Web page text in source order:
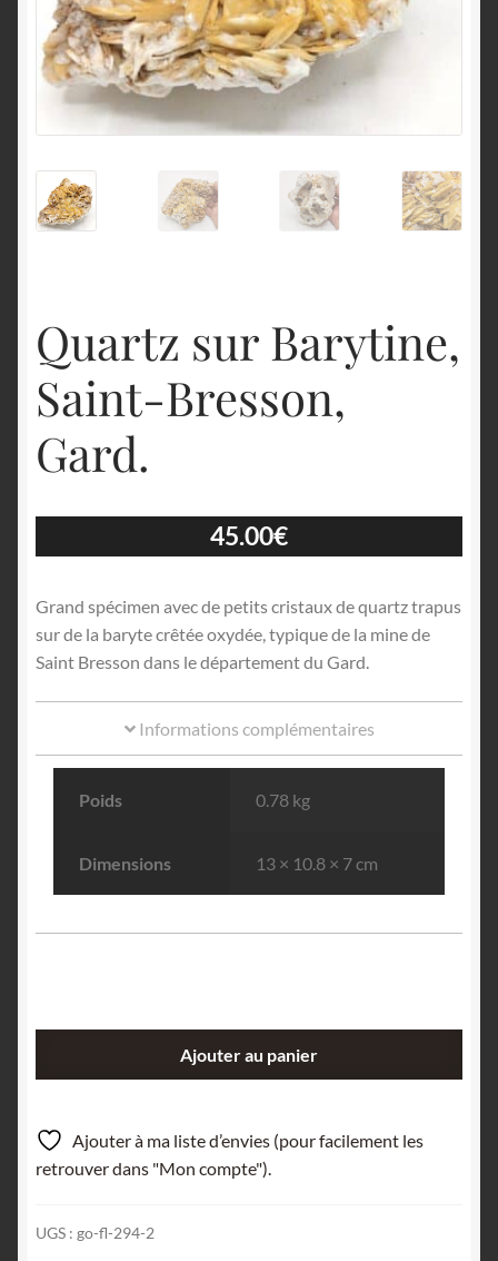
Quartz sur Barytine,
Saint-Bresson,
Gard.
45.00€
Grand spécimen avec de petits cristaux de quartz trapus
sur de la baryte crêtée oxydée, typique de la mine de
Saint Bresson dans le département du Gard.
Informations complémentaires
Poids 0.78 kg
Dimensions 13 × 10.8 × 7 cm
sur
Barytine,
Saint-
Gard.
Ajouter au panier
Ajouter à ma liste d’envies (pour facilement les
retrouver dans "Mon compte").
UGS : go-fl-294-2